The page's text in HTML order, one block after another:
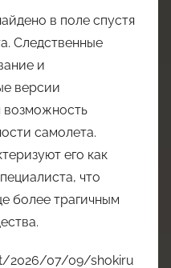
в поле спустя
Следственные
и
версии
возможность
самолета.
его как
что
более трагичным
2026/07/09/shokiru